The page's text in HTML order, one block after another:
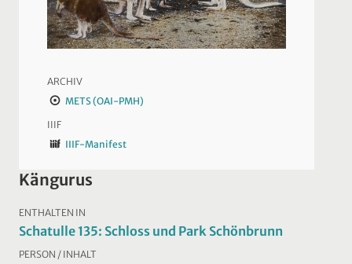
ARCHIV
METS (OAI-PMH)
IIIF
IIIF-Manifest
Kängurus
ENTHALTEN IN
Schatulle 135: Schloss und Park Schönbrunn
PERSON / INHALT